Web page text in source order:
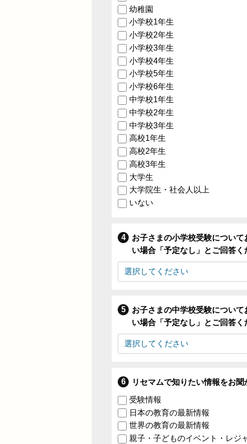
幼稚園
小学校1年生
小学校2年生
小学校3年生
小学校4年生
小学校5年生
小学校6年生
中学校1年生
中学校2年生
中学校3年生
高校1年生
高校2年生
高校3年生
大学生
大学院生・社会人以上
いない
お子さまの小学校受験につい
い場合「予定なし」とご回答く
お子さまの中学校受験につい
い場合「予定なし」とご回答く
リセマムで知りたい情報をお聞
受験情報
日本の教育の最新情報
世界の教育の最新情報
親子・子どものイベント・レジ